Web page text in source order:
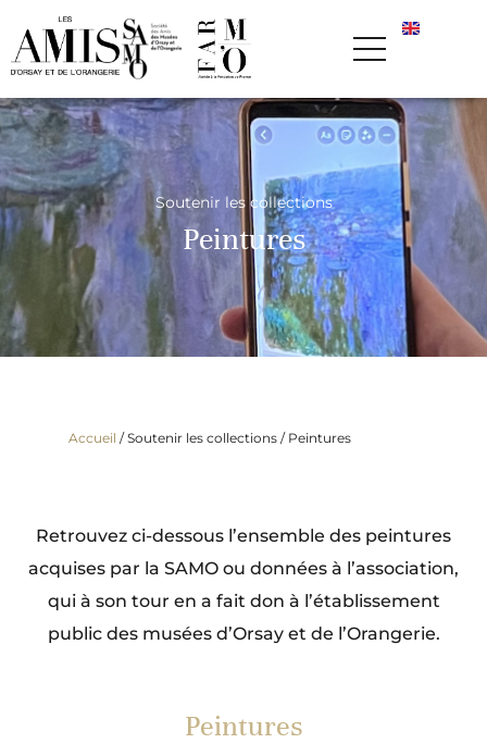
Soutenir les collections
Peintures
Accueil / Soutenir les collections / Peintures
Retrouvez ci-dessous l’ensemble des peintures
acquises par la SAMO ou données à l’association,
qui à son tour en a fait don à l’établissement
public des musées d’Orsay et de l’Orangerie.
Peintures